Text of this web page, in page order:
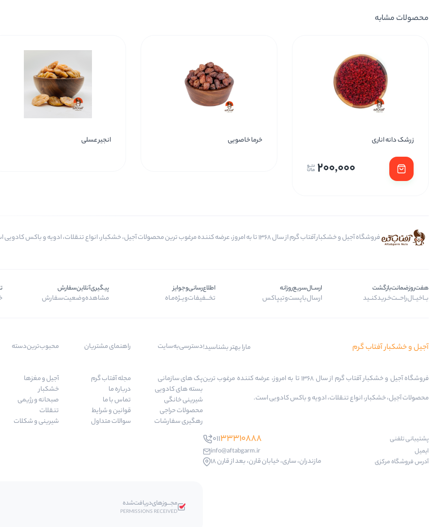
محصولات مشابه
زرشک دانه اناری
200,000
خرما خاصویی انجیر عسلی
فروشگاه آجیل و خشکبار آفتاب گرم از سال 1368 تا به امروز، عرضه کننده مرغوب ترین محصولات آجیل، خشکبار، انواع تنقلات، ادویه و باکس کادویی است.
هفت‌روز‌ضمانت‌بازگشت
بــا‌خیــال‌راحـــت‌خـرید‌کنــید
ارســال‌سریع‌روزانه
ارسال‌با‌پست‌و‌تیپاکس
اطلاع‌رسانی‌و‌جوایز
تخـــفیفات‌ویــژه‌مـاه
پیگیری‌آنلاین‌سفارش
مشاهده‌وضعیت‌سفارش
آجیل و خشکبار آفتاب گرم مارا بهتر بشناسید!
فروشگاه آجیل و خشکبار آفتاب گرم از سال 1368 تا به امروز، عرضه کننده مرغوب ترین
محصولات آجیل، خشکبار، انواع تنقلات، ادویه و باکس کادویی است.
پشتیبانی تلفنی 01133310888
ایمیل
info@aftabgarm.ir
آدرس‌ فروشگاه مرکزی
مازندران، ساری، خیابان قارن، بعد از قارن 18
دسترسی‌به‌سایت
پک های سازمانی
بسته های کادویی
شیرینی خانگی
محصولات حراجی
رهگیری سفارشات
راهنمای مشتریان
مجله آفتاب گرم
درباره ما
تماس با ما
قوانین و شرایط
سوالات متداول
محبوب‌ترین‌دسته‌
آجیل و مغزها
خشکبار
صبحانه و رژیمی
تنقلات
شیرینی و شکلات
مجـــوز‌های‌دریافت‌شده
PERMISSIONS RECEIVED